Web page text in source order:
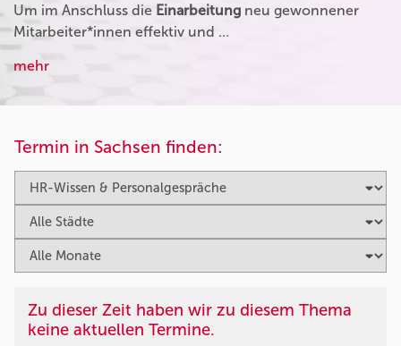
Um im Anschluss die Einarbeitung neu gewonnener
Mitarbeiter*innen effektiv und …
mehr
Termin in Sachsen finden:
Zu dieser Zeit haben wir zu diesem Thema
keine aktuellen Termine.